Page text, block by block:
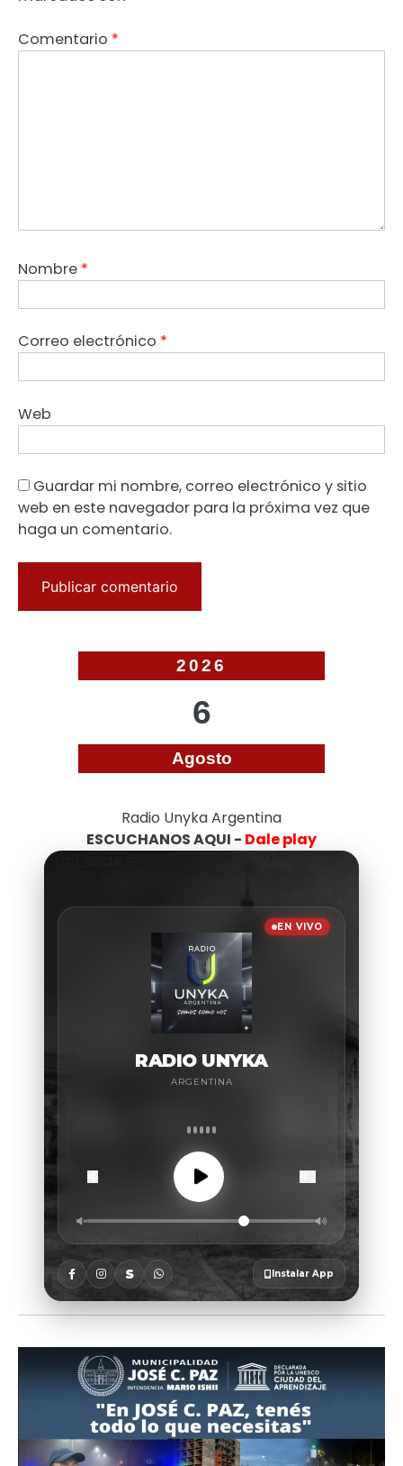
Comentario *
Nombre *
Correo electrónico *
Web
Guardar mi nombre, correo electrónico y sitio
web en este navegador para la próxima vez que
haga un comentario.
2026
6
Agosto
Radio Unyka Argentina
ESCUCHANOS AQUI - Dale play